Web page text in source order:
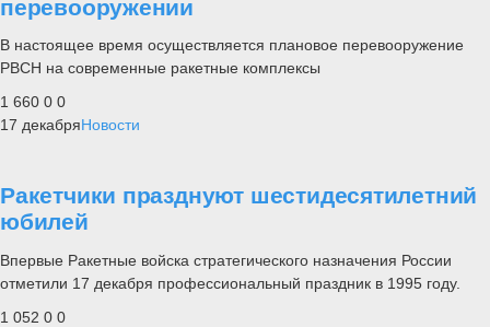
перевооружении
В настоящее время осуществляется плановое перевооружение
РВСН на современные ракетные комплексы
1 660 0 0
17 декабряНовости
Ракетчики празднуют шестидесятилетний
юбилей
Впервые Ракетные войска стратегического назначения России
отметили 17 декабря профессиональный праздник в 1995 году.
1 052 0 0